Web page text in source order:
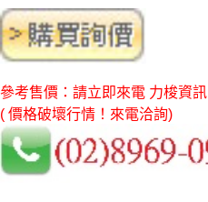
參考售價：請立即來電 力梭資訊
( 價格破壞行情！來電洽詢)